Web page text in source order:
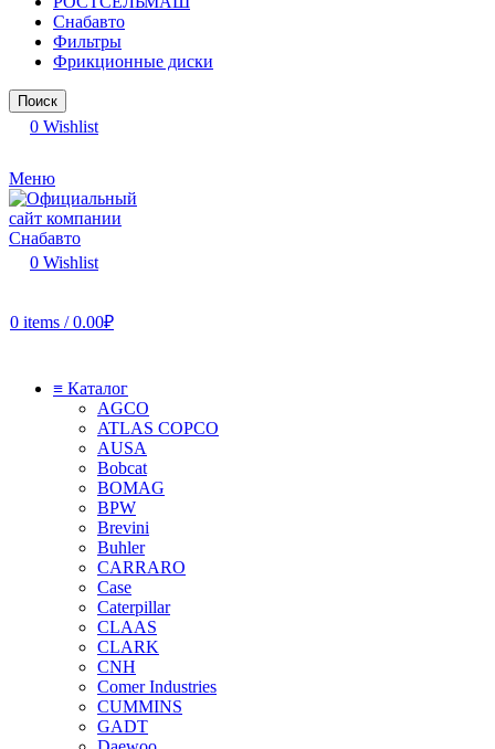
Снабавто
Фильтры
Фрикционные диски
Поиск
0 Wishlist
Меню
0 Wishlist
0 items / 0.00₽
≡ Каталог
AGCO
ATLAS COPCO
AUSA
Bobcat
BOMAG
BPW
Brevini
Buhler
CARRARO
Case
Caterpillar
CLAAS
CLARK
CNH
Comer Industries
CUMMINS
GADT